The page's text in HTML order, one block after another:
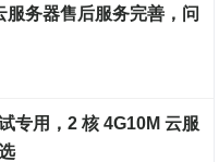
服务器售后服务完善，问
专用，2 核 4G10M 云服